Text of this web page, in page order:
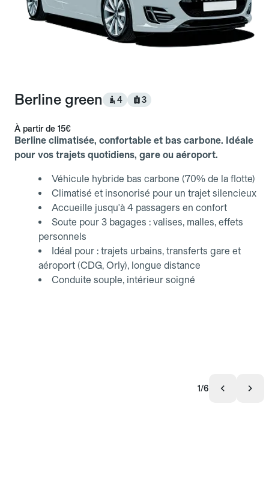
Berline green 4 3
À partir de 15€
Berline climatisée, confortable et bas carbone. Idéale
pour vos trajets quotidiens, gare ou aéroport.
Véhicule hybride bas carbone (70% de la flotte)
Climatisé et insonorisé pour un trajet silencieux
Accueille jusqu'à 4 passagers en confort
Soute pour 3 bagages : valises, malles, effets
personnels
Idéal pour : trajets urbains, transferts gare et
aéroport (CDG, Orly), longue distance
Conduite souple, intérieur soigné
1/6